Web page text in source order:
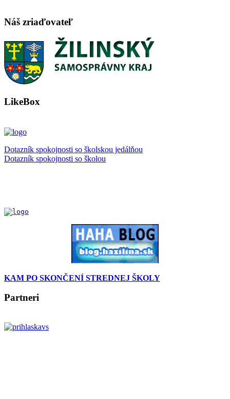
Náš zriaďovateľ
LikeBox
Dotazník spokojnosti so školskou jedálňou
Dotazník spokojnosti so školou
KAM PO SKONČENÍ STREDNEJ ŠKOLY
Partneri